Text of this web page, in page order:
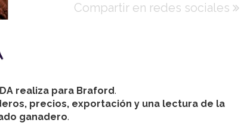
Compartir en redes sociales
realiza para Braford.
precios, exportación y una lectura de la
ganadero.